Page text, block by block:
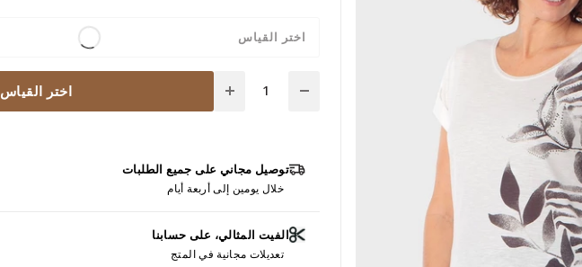
اختر القياس
اختر القياس
توصيل مجاني على جميع الطلبات
خلال يومين إلى أربعة أيام
الفيت المثالي، على حسابنا
تعديلات مجانية في المتج